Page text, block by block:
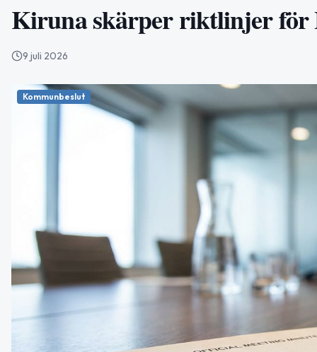
Kiruna skärper riktlinjer för
9 juli 2026
Kommunbeslut